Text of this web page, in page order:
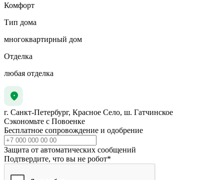
Комфорт
Тип дома
многоквартирный дом
Отделка
любая отделка
г. Санкт-Петербург, Красное Село, ш. Гатчинское
Сэкономьте с Повоенке
Бесплатное сопровождение и одобрение
Защита от автоматических сообщений
Подтвердите, что вы не робот*